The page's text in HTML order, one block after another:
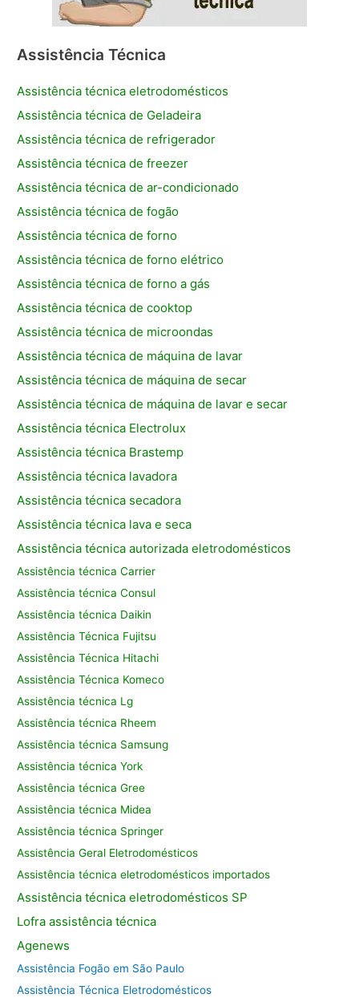
Assistência Técnica
Assistência técnica eletrodomésticos
Assistência técnica de Geladeira
Assistência técnica de refrigerador
Assistência técnica de freezer
Assistência técnica de ar-condicionado
Assistência técnica de fogão
Assistência técnica de forno
Assistência técnica de forno elétrico
Assistência técnica de forno a gás
Assistência técnica de cooktop
Assistência técnica de microondas
Assistência técnica de máquina de lavar
Assistência técnica de máquina de secar
Assistência técnica de máquina de lavar e secar
Assistência técnica Electrolux
Assistência técnica Brastemp
Assistência técnica lavadora
Assistência técnica secadora
Assistência técnica lava e seca
Assistência técnica autorizada eletrodomésticos
Assistência técnica Carrier
Assistência técnica Consul
Assistência técnica Daikin
Assistência Técnica Fujitsu
Assistência Técnica Hitachi
Assistência Técnica Komeco
Assistência técnica Lg
Assistência técnica Rheem
Assistência técnica Samsung
Assistência técnica York
Assistência técnica Gree
Assistência técnica Midea
Assistência técnica Springer
Assistência Geral Eletrodomésticos
Assistência técnica eletrodomésticos importados
Assistência técnica eletrodomésticos SP
Lofra assistênciatécnica
Agenews
Assistência Fogão em São Paulo
Assistência Técnica Eletrodomésticos